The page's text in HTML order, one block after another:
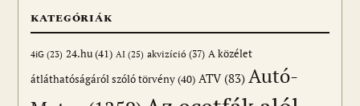
KATEGÓRIÁK
4iG (23) 24.hu(41) AI (25) akvizíció (37) A közélet
átláthatóságáról szóló törvény(40) ATV(83) Autó-